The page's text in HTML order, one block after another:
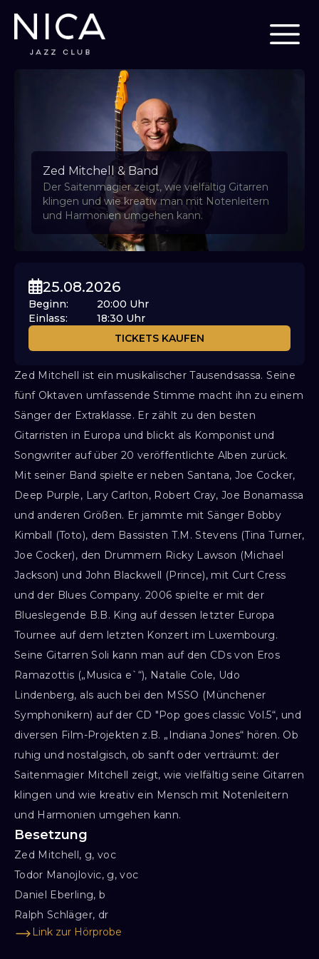
Zed Mitchell & Band
Der Saitenmagier zeigt, wie vielfältig Gitarren
klingen und wie kreativ man mit Notenleitern
und Harmonien umgehen kann.
Zed ​Mitchell ist ein musikalischer Tausendsassa. Seine
fünf Oktaven umfassende Stimme macht ihn zu einem
Sänger der Extraklasse. Er zählt zu den besten
Gitarristen in Europa und blickt als Komponist und
Songwriter auf über 20 veröffentlichte Alben zurück.
Mit seiner Band spielte er neben Santana, Joe Cocker,
Deep Purple, Lary Carlton, Robert Cray, Joe Bonamassa
und anderen Größen. Er jammte mit Sänger Bobby
Kimball (Toto), dem Bassisten T.M. Stevens (Tina Turner,
Joe Cocker), den Drummern Ricky Lawson (Michael
Jackson) und John Blackwell (Prince), mit Curt Cress
und der Blues Company. 2006 spielte er mit der
Blueslegende B.B. King auf dessen letzter Europa
Tournee auf dem letzten Konzert im Luxembourg.
Seine Gitarren Soli kann man auf den CDs von Eros
Ramazottis („Musica e`“), Natalie Cole, Udo
Lindenberg, als auch bei den MSSO (Münchener
Symphonikern) auf der CD "Pop goes classic Vol.5“, und
diversen Film-Projekten z.B. „Indiana Jones“ hören. Ob
ruhig und nostalgisch, ob sanft oder verträumt: der
Saitenmagier Mitchell zeigt, wie vielfältig seine Gitarren
klingen und wie kreativ ein Mensch mit Notenleitern
und Harmonien umgehen kann.
Besetzung
Zed Mitchell, g, voc
Todor Manojlovic, g, voc
Daniel Eberling, b
Ralph Schläger, dr
Link zur Hörprobe
25.08.2026
Beginn:
Einlass:
20:00 Uhr
18:30 Uhr
TICKETS KAUFEN